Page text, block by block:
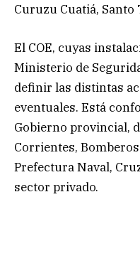
Curuzu Cuatiá, Santo
El COE, cuyas
Ministerio de
definir las distintas
eventuales. Está
Gobierno provincial,
Corrientes,
Prefectura Naval,
sector privado.